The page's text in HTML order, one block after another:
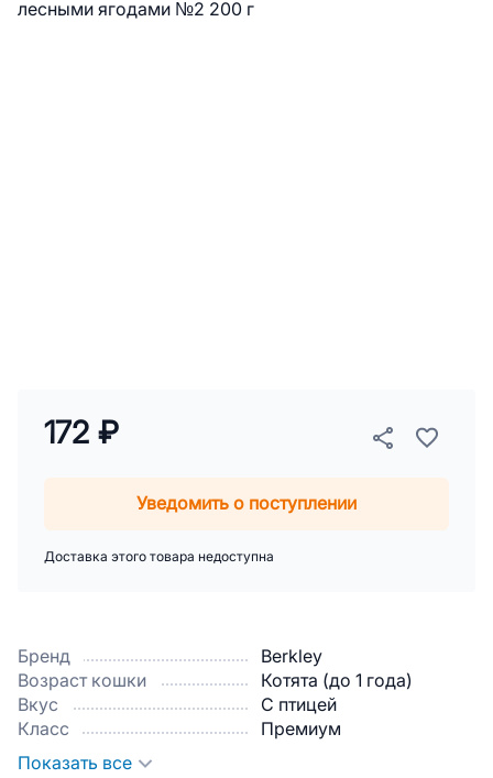
Бренд
Berkley
Возраст кошки
Котята (до 1 года)
Вкус
С птицей
Класс
Премиум
Показать все
172 ₽
Уведомить о поступлении
Доставка этого товара недоступна